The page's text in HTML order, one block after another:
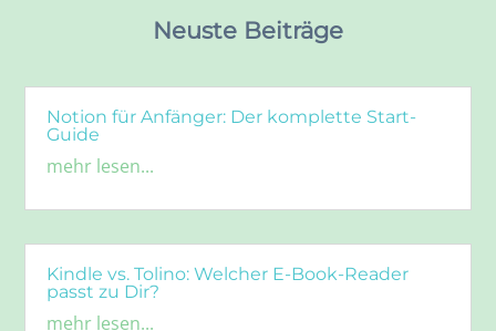
Neuste Beiträge
Notion für Anfänger: Der komplette Start-
Guide
mehr lesen...
Kindle vs. Tolino: Welcher E-Book-Reader
passt zu Dir?
mehr lesen...